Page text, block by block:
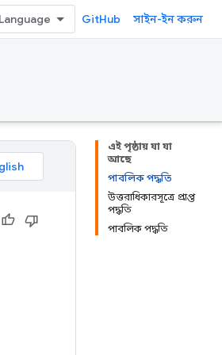
GitHub সাইন-ইন করুন
এই পৃষ্ঠায় যা যা
আছে
পাবলিক পদ্ধতি
উত্তরাধিকারসূত্রে প্রাপ্ত
পদ্ধতি
পাবলিক পদ্ধতি